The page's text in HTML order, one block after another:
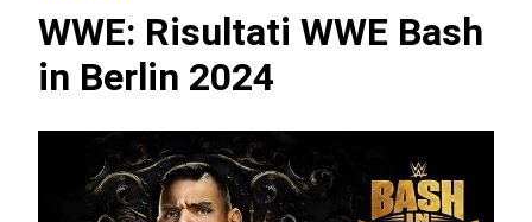
WWE: Risultati WWE Bash
in Berlin 2024